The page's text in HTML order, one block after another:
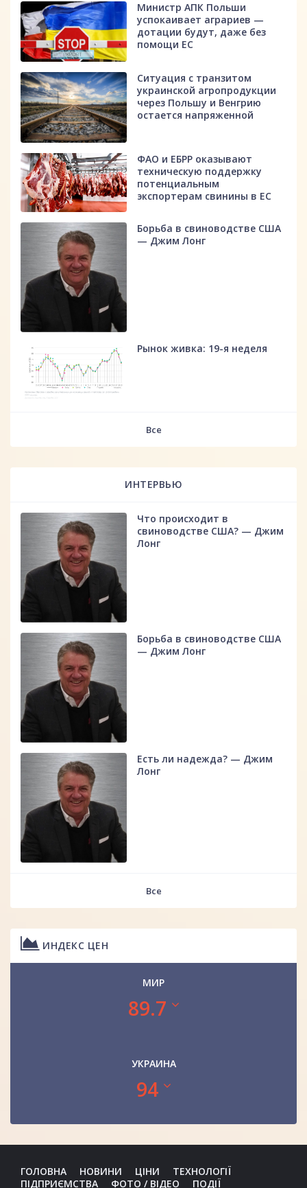
Министр АПК Польши
успокаивает аграриев —
дотации будут, даже без
помощи ЕС
Ситуация с транзитом
украинской агропродукции
через Польшу и Венгрию
остается напряженной
ФАО и ЕБРР оказывают
техническую поддержку
потенциальным
экспортерам свинины в ЕС
Борьба в свиноводстве США
— Джим Лонг
Рынок живка: 19-я неделя
Все
ИНТЕРВЬЮ
Что происходит в
свиноводстве США? — Джим
Лонг
Борьба в свиноводстве США
— Джим Лонг
Есть ли надежда? — Джим
Лонг
Все
ИНДЕКС ЦЕН
МИР
89.7
УКРАИНА
94
ГОЛОВНА НОВИНИ ЦІНИ
ТЕХНОЛОГІЇ
ПІДПРИЄМСТВА
ФОТО / ВІДЕО ПОДІЇ